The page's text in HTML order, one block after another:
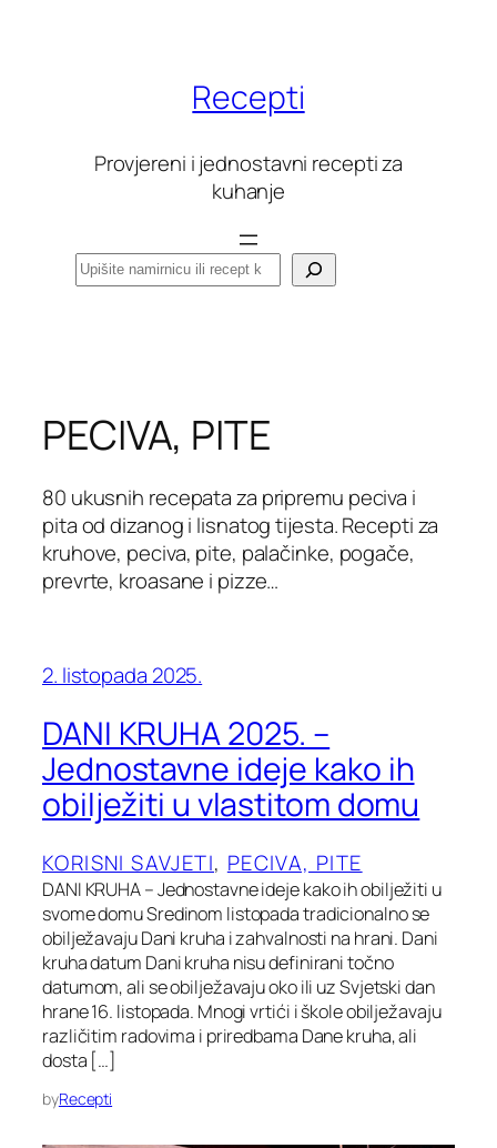
Recepti
Provjereni i jednostavni recepti za
kuhanje
Pretraga
PECIVA, PITE
80 ukusnih recepata za pripremu peciva i
pita od dizanog i lisnatog tijesta. Recepti za
kruhove, peciva, pite, palačinke, pogače,
prevrte, kroasane i pizze…
2. listopada 2025.
DANI KRUHA 2025. –
Jednostavne ideje kako ih
obilježiti u vlastitom domu
KORISNI SAVJETI, PECIVA, PITE
DANI KRUHA – Jednostavne ideje kako ih obilježiti u
svome domu Sredinom listopada tradicionalno se
obilježavaju Dani kruha i zahvalnosti na hrani. Dani
kruha datum Dani kruha nisu definirani točno
datumom, ali se obilježavaju oko ili uz Svjetski dan
hrane 16. listopada. Mnogi vrtići i škole obilježavaju
različitim radovima i priredbama Dane kruha, ali
dosta […]
byRecepti